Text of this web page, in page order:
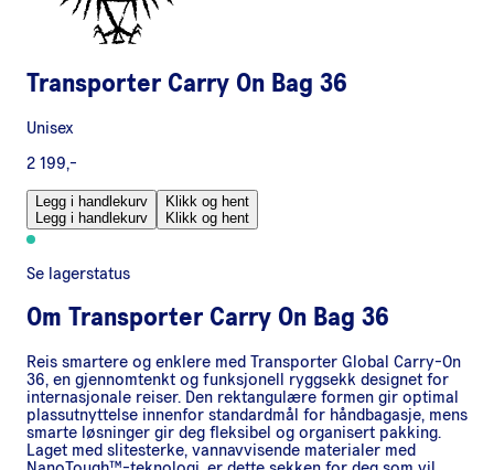
Transporter Carry On Bag 36
Unisex
2 199,-
Legg i handlekurv
Legg i handlekurv
Klikk og hent
Klikk og hent
Se lagerstatus
Om Transporter Carry On Bag 36
Reis smartere og enklere med Transporter Global Carry-On
36, en gjennomtenkt og funksjonell ryggsekk designet for
internasjonale reiser. Den rektangulære formen gir optimal
plassutnyttelse innenfor standardmål for håndbagasje, mens
smarte løsninger gir deg fleksibel og organisert pakking.
Laget med slitesterke, vannavvisende materialer med